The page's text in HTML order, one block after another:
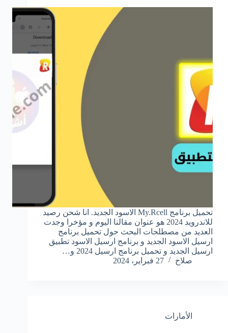
تحميل برنامج My.Rcell الاسود الجديد. انا شحن رصيد
للاندرويد 2024 هو عنوان مقالنا اليوم و مؤخرا وجدت
العديد من مصطلحات البحث حول تحميل برنامج
ارسيل الاسود الجديد و برنامج ارسيل الاسود تطبيق
ارسيل الجديد و تحميل برنامج ارسيل 2024 و…
صلاح
27 فبراير، 2024
الأمارات